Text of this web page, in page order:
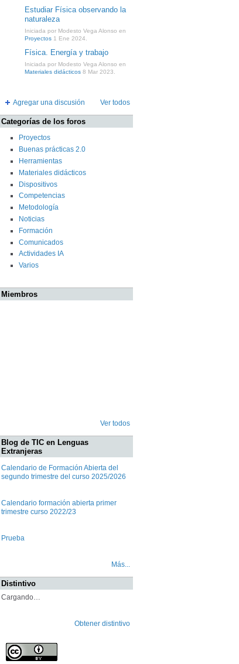
Estudiar Física observando la
naturaleza
Iniciada por Modesto Vega Alonso en
Proyectos 1 Ene 2024.
Física. Energía y trabajo
Iniciada por Modesto Vega Alonso en
Materiales didácticos 8 Mar 2023.
Agregar una discusión Ver todos
Categorías de los foros
Proyectos
Buenas prácticas 2.0
Herramientas
Materiales didácticos
Dispositivos
Competencias
Metodología
Noticias
Formación
Comunicados
Actividades IA
Varios
Miembros
Ver todos
Blog de TIC en Lenguas
Extranjeras
Calendario de Formación Abierta del
segundo trimestre del curso 2025/2026
Calendario formación abierta primer
trimestre curso 2022/23
Prueba
Más...
Distintivo
Cargando…
Obtener distintivo